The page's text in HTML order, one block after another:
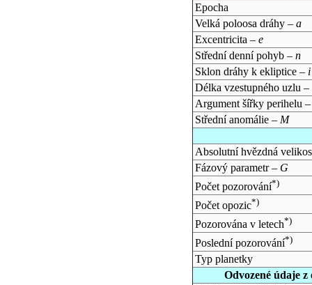
Epocha
Velká poloosa dráhy – a
Excentricita – e
Střední denní pohyb – n
Sklon dráhy k ekliptice – i
Délka vzestupného uzlu –
Argument šířky perihelu
Střední anomálie – M
Absolutní hvězdná
Fázový parametr – G
Počet pozorování*)
Počet opozic*)
Pozorována v letech*)
Poslední pozorování*)
Typ planetky
Odvozené údaje